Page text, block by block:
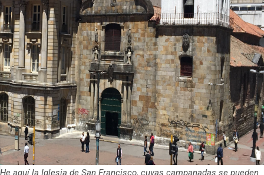
He aquí la Iglesia de San Francisco, cuyas campanadas se pueden